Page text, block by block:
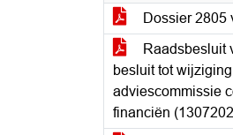
Dossier 2805
Raadsbesluit
besluit tot
adviescommissie
financiën